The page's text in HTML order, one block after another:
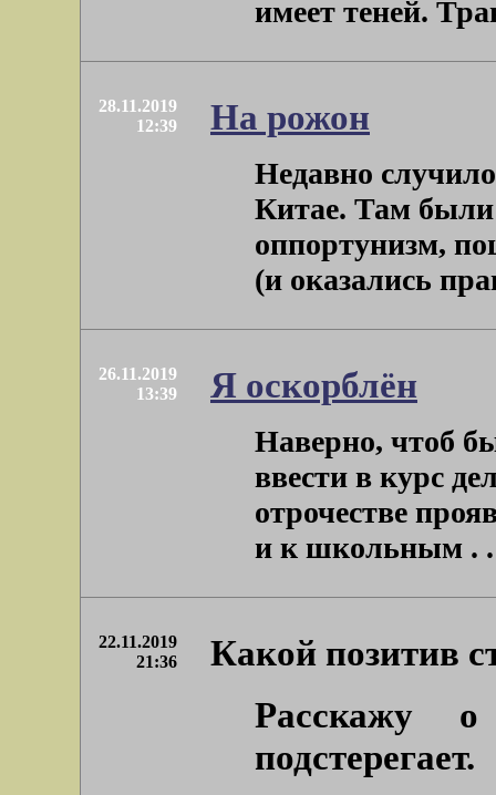
имеет теней.
28.11.2019
12:39
На рожон
Недавно
Китае. Там
оппортунизм,
(и оказались
26.11.2019
13:39
Я оскорблён
Наверно, чтоб
ввести в курс
отрочестве
и к школьным .
22.11.2019
21:36
Какой позитив
Расскажу
подстерегает.